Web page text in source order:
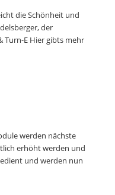
die Schönheit und
der
Turn-E Hier gibts mehr
werden nächste
erhöht werden und
und werden nun